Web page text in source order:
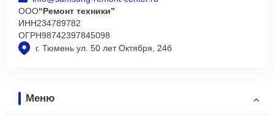
г. Тюмень ул. 50 лет Октября, 24б
ООО“Ремонт техники”
ИНН234789782
ОГРН98742397845098
Меню